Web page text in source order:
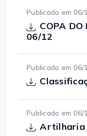
Publicado em
COPA DO
06/12
Publicado em
Publicado em
Artilharia